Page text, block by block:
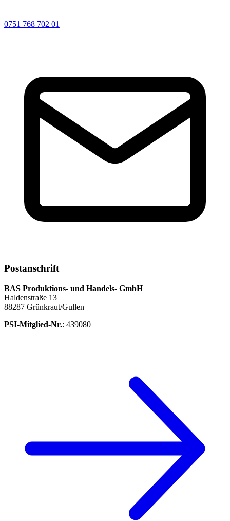
0751 768 702 01
Postanschrift
BAS Produktions- und Handels- GmbH
Haldenstraße 13
88287 Grünkraut/Gullen
PSI-Mitglied-Nr.: 439080